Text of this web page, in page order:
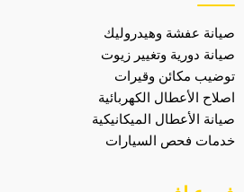
صيانة عفشة وهيدروليك
صيانة دورية وتغيير زيوت
توضيب مكائن وقيرات
اصلاح الأعطال الكهربائية
صيانة الأعطال الميكانيكية
خدمات فحص السيارات